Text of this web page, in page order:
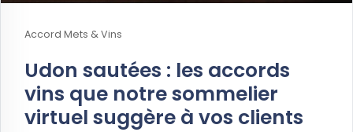
Accord Mets & Vins
Udon sautées : les accords
vins que notre sommelier
virtuel suggère à vos clients